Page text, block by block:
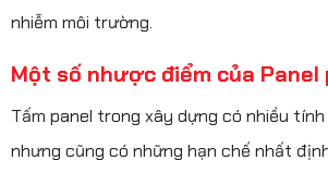
nhiễm môi trường.
Một số nhược điểm của Panel
Tấm panel trong xây dựng có nhiều
nhưng cũng có những hạn chế nhất